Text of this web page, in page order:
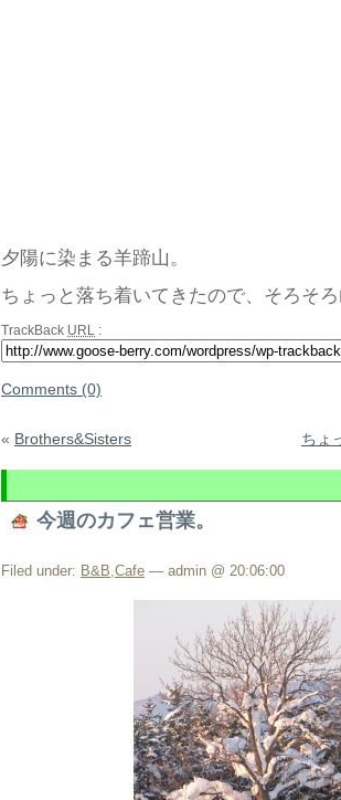
夕陽に染まる羊蹄山。
ちょっと落ち着いてきたので、そろそ
TrackBack URL :
Comments (0)
« Brothers&Sisters ちょ
今週のカフェ営業。
Filed under: B&B Cafe — admin @ 20:06:00